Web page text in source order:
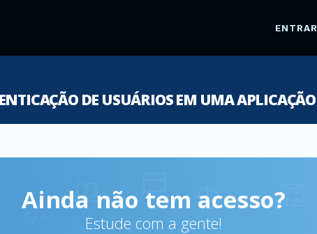
ENTRAR
DE USUÁRIOS EM UMA APLICAÇÃO
Ainda não tem acesso?
Estude com a gente!